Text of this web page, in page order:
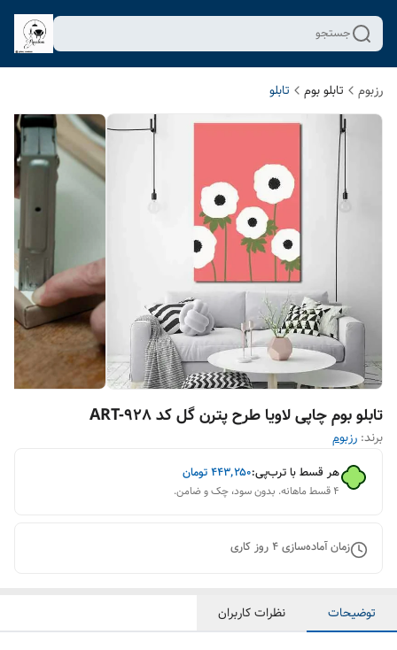
جستجو
رزبوم تابلو بوم تابلو
تابلو بوم چاپی لاویا طرح پترن گل کد ART-928
برند: رزبوم
هر قسط با ترب‌پی:۴۴۳٬۲۵۰تومان
۴ قسط ماهانه. بدون سود، چک و ضامن.
زمان آماده‌سازی4روز کاری
توضیحات نظرات کاربران